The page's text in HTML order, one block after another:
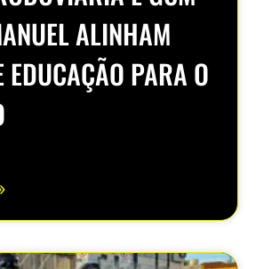
ALINHAM
EDUCAÇÃO PARA O